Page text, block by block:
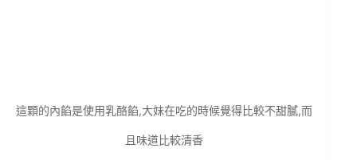
這顆的內餡是使用乳酪餡,大妹在吃的時候覺得比較不甜膩,而
且味道比較清香